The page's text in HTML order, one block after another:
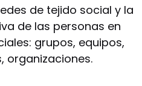
de tejido social y la
de las personas en
grupos, equipos,
organizaciones.